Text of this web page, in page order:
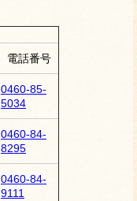
電話番号
0460-85-
5034
0460-84-
8295
0460-84-
9111